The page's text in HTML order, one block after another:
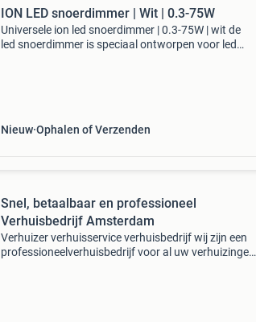
ION LED snoerdimmer | Wit | 0.3-75W
Universele ion led snoerdimmer | 0.3-75W | wit de
led snoerdimmer is speciaal ontworpen voor led
Nieuw Ophalen of Verzenden
Snel, betaalbaar en professioneel
Verhuisbedrijf Amsterdam
Verhuizer verhuisservice verhuisbedrijf wij zijn een
professioneelverhuisbedrijf voor al uw verhuizingen